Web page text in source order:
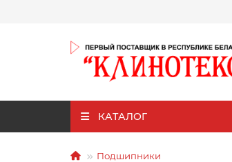
КАТАЛОГ
Подшипники